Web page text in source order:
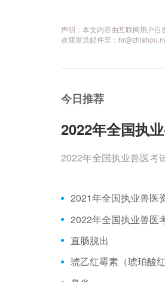
声明：本文内容由互联网用户
欢迎发送邮件至：
今日推荐
2022年全国执
2022年全国执业兽医考
2022年全国执业兽医
直肠脱出
琥乙红霉素（琥珀酸